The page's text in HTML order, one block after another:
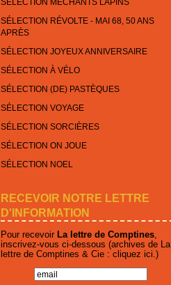
SÉLECTION MÉCHANTS LAPINS
SÉLECTION RÉVOLTE - MAI 68, 50 ANS
APRÈS
SÉLECTION JOYEUX ANNIVERSAIRE
SÉLECTION À VÉLO
SÉLECTION (DE) PASTÈQUES
SÉLECTION VOYAGE
SÉLECTION SORCIÈRES
SÉLECTION ON JOUE
SÉLECTION NOEL
RECEVOIR NOTRE LETTRE
D'INFORMATION
Pour recevoir La lettre de Comptines,
inscrivez-vous ci-dessous (archives de La
lettre de Comptines & Cie : cliquez ici .)